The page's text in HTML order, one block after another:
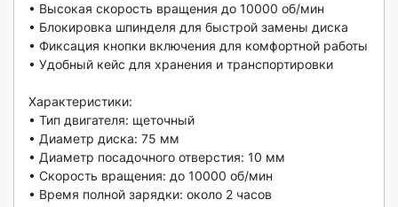
• Высокая скорость вращения до 10000 об/мин
• Блокировка шпинделя для быстрой замены диска
• Фиксация кнопки включения для комфортной работы
• Удобный кейс для хранения и транспортировки
Характеристики:
• Тип двигателя: щеточный
• Диаметр диска: 75 мм
• Диаметр посадочного отверстия: 10 мм
• Скорость вращения: до 10000 об/мин
• Время полной зарядки: около 2 часов